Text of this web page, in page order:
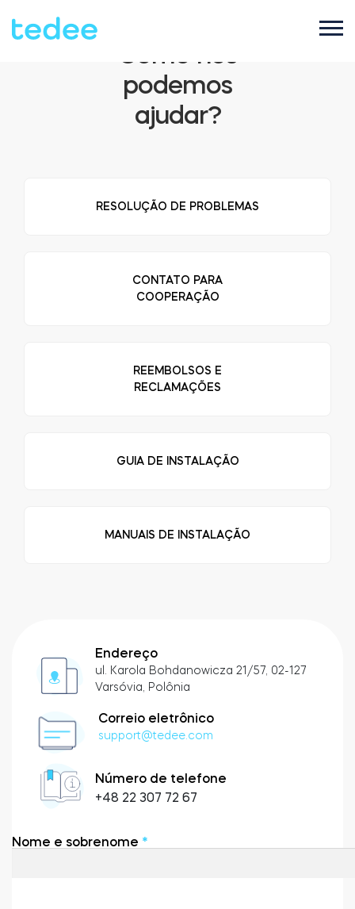
COMO FUNCIONA?
Adaptadores
Acesso à casa
Tedee Keypad PRO
LOGIN
podemos
ajudar?
RESOLUÇÃO DE PROBLEMAS
CONTATO PARA
COOPERAÇÃO
REEMBOLSOS E
RECLAMAÇÕES
GUIA DE INSTALAÇÃO
MANUAIS DE INSTALAÇÃO
Endereço
ul. Karola Bohdanowicza 21/57, 02-127
Varsóvia, Polônia
Correio eletrônico
support@tedee.com
Número de telefone
+48 22 307 72 67
Nome e sobrenome *